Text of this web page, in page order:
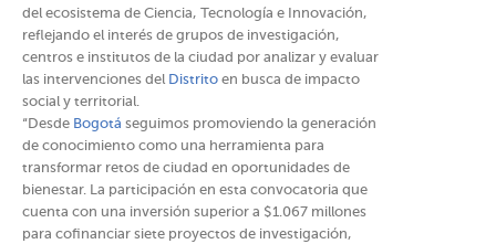
del ecosistema de Ciencia, Tecnología e Innovación,
reflejando el interés de grupos de investigación,
centros e institutos de la ciudad por analizar y evaluar
las intervenciones del Distrito en busca de impacto
social y territorial.
“Desde Bogotá seguimos promoviendo la generación
de conocimiento como una herramienta para
transformar retos de ciudad en oportunidades de
bienestar. La participación en esta convocatoria que
cuenta con una inversión superior a $1.067 millones
para cofinanciar siete proyectos de investigación,